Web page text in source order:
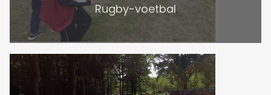
Rugby-voetbal